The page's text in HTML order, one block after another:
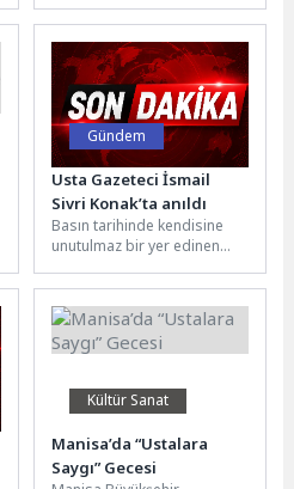
yaygınlaştırmak ve
geleneksel üretim kültürünü
gelecek nesillere aktarmak...
Gündem
Usta Gazeteci İsmail
Sivri Konak’ta anıldı
Basın tarihinde kendisine
unutulmaz bir yer edinen
anma töreninde konuşan
Başkan...
Kültür Sanat
Manisa’da “Ustalara
Saygı” Gecesi